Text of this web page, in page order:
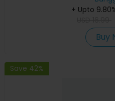
+ Upto
Buy
Save 42%